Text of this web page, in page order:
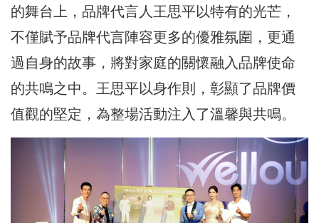
的舞台上，品牌代言人王思平以特有的光芒，
不僅賦予品牌代言陣容更多的優雅氛圍，更通
過自身的故事，將對家庭的關懷融入品牌使命
的共鳴之中。王思平以身作則，彰顯了品牌價
值觀的堅定，為整場活動注入了溫馨與共鳴。